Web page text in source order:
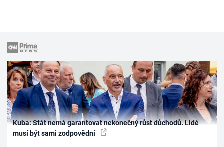
Kuba: Stát nemá garantovat nekonečný růst důchodů. Lidé
musí být sami zodpovědní